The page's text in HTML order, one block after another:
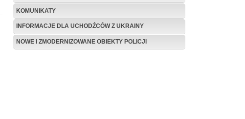
KOMUNIKATY
INFORMACJE DLA UCHODŹCÓW Z UKRAINY
NOWE I ZMODERNIZOWANE OBIEKTY POLICJI